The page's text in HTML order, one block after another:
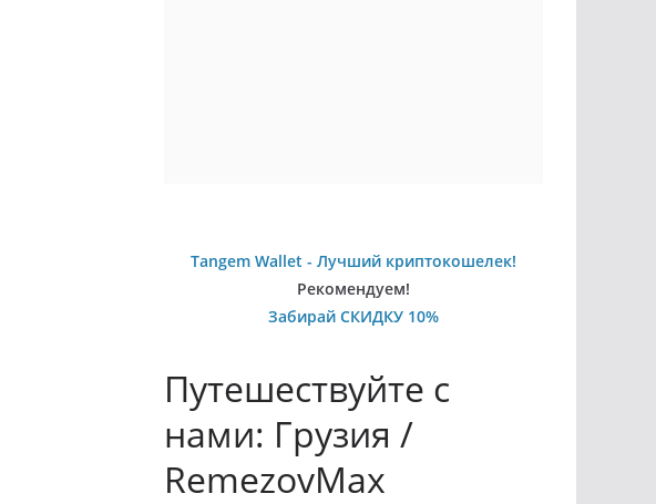
Tangem Wallet - Лучший криптокошелек!
Рекомендуем!
Забирай СКИДКУ 10%
Путешествуйте с
нами: Грузия /
RemezovMax